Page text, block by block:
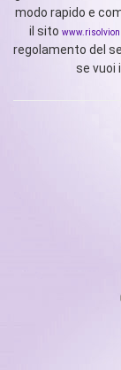
modo rapido e
il sito
regolamento del
se vuoi